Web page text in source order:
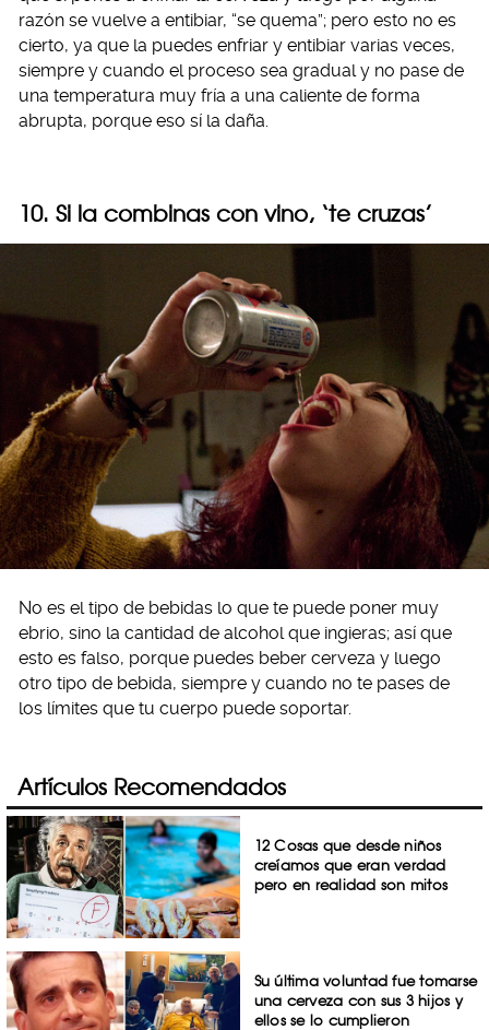
razón se vuelve a entibiar, “se quema”; pero esto no es
cierto, ya que la puedes enfriar y entibiar varias veces,
siempre y cuando el proceso sea gradual y no pase de
una temperatura muy fría a una caliente de forma
abrupta, porque eso sí la daña.
10. Si la combinas con vino, ‘te cruzas’
No es el tipo de bebidas lo que te puede poner muy
ebrio, sino la cantidad de alcohol que ingieras; así que
esto es falso, porque puedes beber cerveza y luego
otro tipo de bebida, siempre y cuando no te pases de
los límites que tu cuerpo puede soportar.
Artículos Recomendados
12 Cosas que desde niños
creíamos que eran verdad
pero en realidad son mitos
Su última voluntad fue tomarse
una cerveza con sus 3 hijos y
ellos se lo cumplieron